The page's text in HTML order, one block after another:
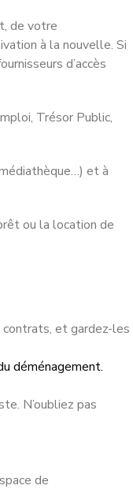
de votre
à la nouvelle. Si
d’accès
Trésor Public,
et à
ou la location de
et gardez-les
déménagement.
N’oubliez pas
de